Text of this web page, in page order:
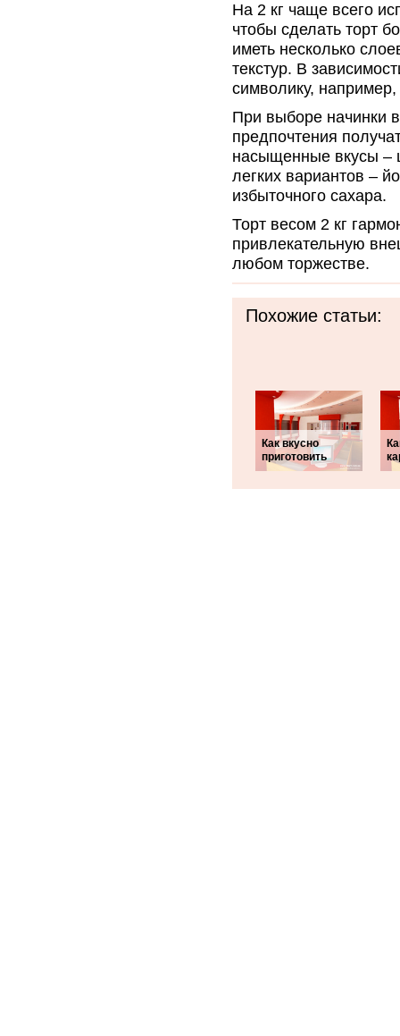
На 2 кг чаще всего
чтобы сделать торт
иметь несколько
текстур. В
символику,
При выборе начинки
предпочтения
насыщенные вкусы –
легких вариантов –
избыточного сахара.
Торт весом 2 кг
привлекательную
любом торжестве.
Похожие статьи:
Как вкусно
приготовить